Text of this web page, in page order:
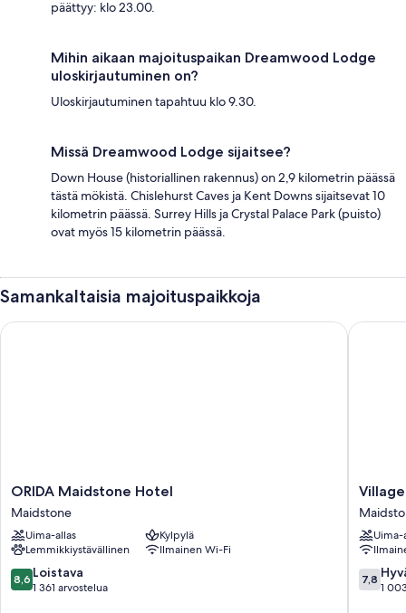
päättyy: klo 23.00.
Mihin aikaan majoituspaikan Dreamwood Lodge
uloskirjautuminen on?
Uloskirjautuminen tapahtuu klo 9.30.
Missä Dreamwood Lodge sijaitsee?
Down House (historiallinen rakennus) on 2,9 kilometrin päässä
tästä mökistä. Chislehurst Caves ja Kent Downs sijaitsevat 10
kilometrin päässä. Surrey Hills ja Crystal Palace Park (puisto)
ovat myös 15 kilometrin päässä.
Samankaltaisia majoituspaikkoja
ORIDA
Maidstone
Hotel
Maidstone
ORIDA Maidstone Hotel
Maidstone
Uima-allas
Kylpylä
Lemmikkiystävällinen
Ilmainen Wi-Fi
8.6
kautta
8,6 Loistava
1 361 arvostelua
ORIDA Maidstone Hotel
Village
Hotel
Uima-
7.8
kautta
7,8
1
Village